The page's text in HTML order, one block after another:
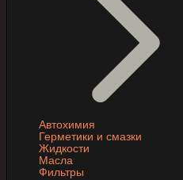
Автохимия
Герметики и смазки
Жидкости
Масла
Фильтры